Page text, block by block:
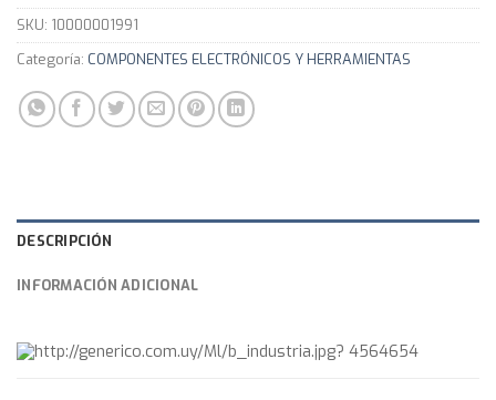
SKU: 10000001991
Categoría: COMPONENTES ELECTRÓNICOS Y HERRAMIENTAS
DESCRIPCIÓN
INFORMACIÓN ADICIONAL